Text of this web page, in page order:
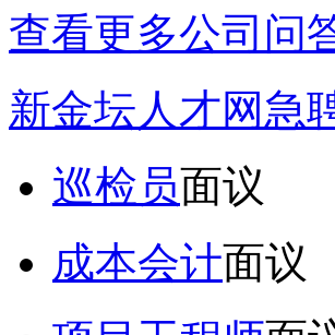
查看更多公司问
新金坛人才网急
巡检员面议
成本会计面议